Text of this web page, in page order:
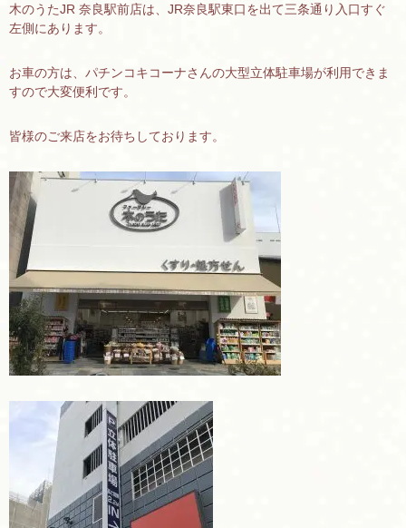
木のうたJR 奈良駅前店は、JR奈良駅東口を出て三条通り入口すぐ
左側にあります。
お車の方は、パチンコキコーナさんの大型立体駐車場が利用できま
すので大変便利です。
皆様のご来店をお待ちしております。